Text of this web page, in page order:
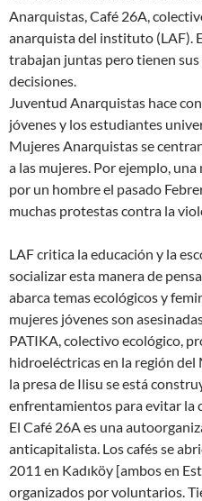
Anarquistas, Café 26A,
anarquista del instituto (LAF).
trabajan juntas pero tienen
decisiones.
Juventud Anarquistas hace
jóvenes y los estudiantes
Mujeres Anarquistas se
a las mujeres. Por ejemplo,
por un hombre el pasado
muchas protestas contra la
LAF critica la educación y la
socializar esta manera de
abarca temas ecológicos y
mujeres jóvenes son
PATIKA, colectivo ecológico,
hidroeléctricas en la región
la presa de Ilisu se está
enfrentamientos para evitar la
El Café 26A es una
anticapitalista. Los cafés se
2011 en Kadıköy [ambos en
organizados por voluntarios.